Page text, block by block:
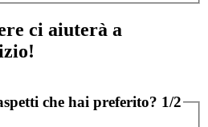
ci aiuterà a
che hai preferito? 1/2